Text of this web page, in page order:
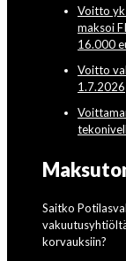
Voitto
maksoi
16.000
Voitto
1.7.2026
Saitko
korvauksiin?